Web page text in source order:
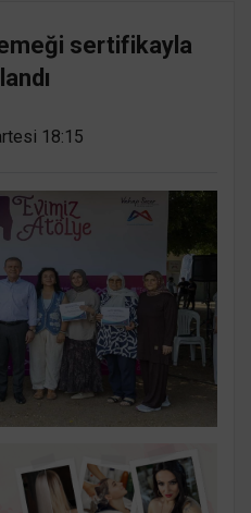
sertifikayla
18:15